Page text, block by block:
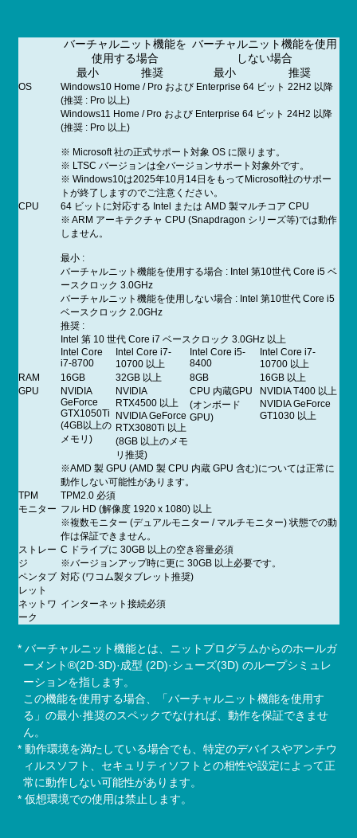
バーチャルニット機能を
使用する場合
バーチャルニット機能を使用
しない場合
最小
推奨 最小 推奨
OS
Windows10 Home / Pro および Enterprise 64 ビット 22H2 以降
(推奨 : Pro 以上)
Windows11 Home / Pro および Enterprise 64 ビット 24H2 以降
(推奨 : Pro 以上)
※ Microsoft 社の正式サポート対象 OS に限ります。
※ LTSC バージョンは全バージョンサポート対象外です。
※ Windows10は2025年10月14日をもってMicrosoft社のサポー
トが終了しますのでご注意ください。
CPU
64 ビットに対応する Intel または AMD 製マルチコア CPU
※ ARM アーキテクチャ CPU (Snapdragon シリーズ等)では動作
しません。
最小 :
バーチャルニット機能を使用する場合 : Intel 第10世代 Core i5 ベ
ースクロック 3.0GHz
バーチャルニット機能を使用しない場合 : Intel 第10世代 Core i5
ベースクロック 2.0GHz
推奨 :
Intel 第 10 世代 Core i7 ベースクロック 3.0GHz 以上
Intel Core
i7-8700
Intel Core i7-
10700 以上
Intel Core i5-
8400
Intel Core i7-
10700 以上
RAM
16GB 32GB 以上 8GB
16GB 以上
GPU
NVIDIA
GeForce
GTX1050Ti
(4GB以上の
メモリ)
NVIDIA
RTX4500 以上
NVIDIA GeForce
RTX3080Ti 以上
(8GB 以上のメモ
リ推奨)
CPU 内蔵GPU
(オンボード
GPU)
NVIDIA T400 以上
NVIDIA GeForce
GT1030 以上
※AMD 製 GPU (AMD 製 CPU 内蔵 GPU 含む)については正常に
動作しない可能性があります。
TPM
TPM2.0 必須
モニター フル HD (解像度 1920 x 1080) 以上
※複数モニター (デュアルモニター / マルチモニター) 状態での動
作は保証できません。
ストレー
ジ
C ドライブに 30GB 以上の空き容量必須
※バージョンアップ時に更に 30GB 以上必要です。
ペンタブ
レット
対応 (ワコム製タブレット推奨)
ネットワ
ーク
インターネット接続必須
* バーチャルニット機能とは、ニットプログラムからのホールガ
ーメント®(2D·3D)·成型 (2D)·シューズ(3D) のループシミュレ
ーションを指します。
この機能を使用する場合、「バーチャルニット機能を使用す
る」の最小·推奨のスペックでなければ、動作を保証できませ
ん。
* 動作環境を満たしている場合でも、特定のデバイスやアンチウ
ィルスソフト、セキュリティソフトとの相性や設定によって正
常に動作しない可能性があります。
* 仮想環境での使用は禁止します。